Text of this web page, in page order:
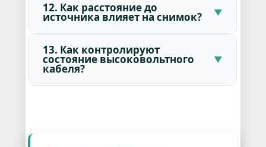
12. Как расстояние до
источника влияет на снимок?
13. Как контролируют
состояние высоковольтного
кабеля?